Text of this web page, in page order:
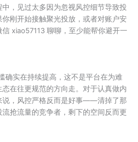
，见过太多因为忽视风控细节导致投
刚开始接触聚光投放，或者对账户安
xiao57113 聊聊，至少能帮你避开一
确实在持续提高，这不是平台在为难
在往更规范的方向走。对于认真做内
说，风控严格反而是好事——清掉了那
抢流量的竞争者，剩下的空间反而更